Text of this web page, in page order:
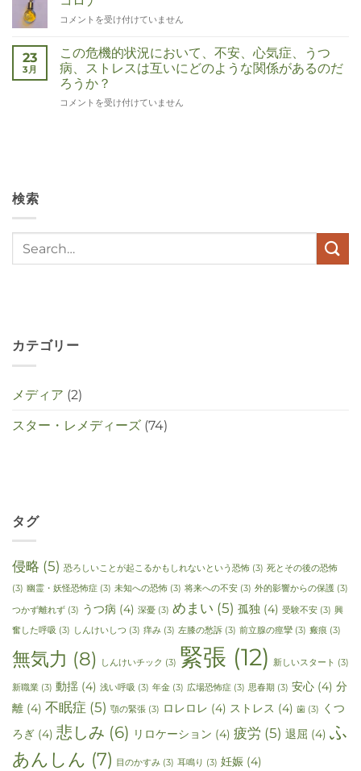
Corona
コメントを受け付けていません
23
3月
この危機的状況において、不安、心気症、うつ
病、ストレスは互いにどのような関係があるのだ
ろうか？
Wat
in
deze
コメントを受け付けていません
検索
カテゴリー
メディア (2)
スター・レメディーズ (74)
タグ
侵略 (5) 恐ろしいことが起こるかもしれないという恐怖 (3) 死とその後の恐怖
(3) 幽霊・妖怪恐怖症 (3) 未知への恐怖 (3) 将来への不安 (3) 外的影響からの保護 (3)
つかず離れず (3) うつ病 (4) 深憂 (3) めまい (5) 孤独 (4) 受験不安 (3) 興
奮した呼吸 (3) しんけいしつ (3) 痒み (3) 左膝の愁訴 (3) 前立腺の痙攣 (3) 瘢痕 (3)
無気力 (8) しんけいチック (3) 緊張 (12) 新しいスタート (3)
新職業 (3) 動揺 (4) 浅い呼吸 (3) 年金 (3) 広場恐怖症 (3) 思春期 (3) 安心 (4) 分
離 (4) 不眠症 (5) 顎の緊張 (3) ロレロレ (4) ストレス (4) 歯 (3)
くつ
ろぎ (4) 悲しみ (6) リロケーション (4) 疲労 (5) 退屈 (4) ふ
あんしん (7) 目のかすみ (3) 耳鳴り (3) 妊娠 (4)